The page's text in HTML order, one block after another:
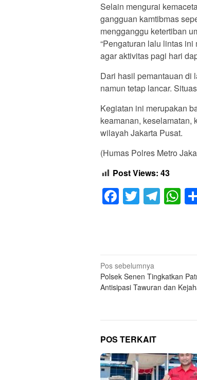
Selain mengurai
gangguan kamtibmas
mengganggu ketertiban
“Pengaturan lalu lintas
agar aktivitas pagi hari
Dari hasil pemantauan di
namun tetap lancar.
Kegiatan ini merupakan
keamanan, keselamatan,
wilayah Jakarta Pusat.
(Humas Polres Metro
Post Views: 43
Facebook
Twitter
Navigasi
pos
Pos sebelumnya
Polsek Senen Tingkatkan
Antisipasi Tawuran dan
POS TERKAIT